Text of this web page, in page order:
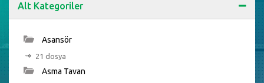
Alt Kategoriler
Asansör
21 dosya
Asma Tavan